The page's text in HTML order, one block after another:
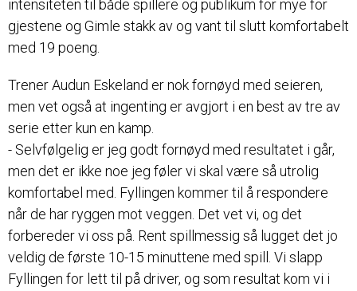
intensiteten til både spillere og publikum for mye for
gjestene og Gimle stakk av og vant til slutt komfortabelt
med 19 poeng.
Trener Audun Eskeland er nok fornøyd med seieren,
men vet også at ingenting er avgjort i en best av tre av
serie etter kun en kamp.
- Selvfølgelig er jeg godt fornøyd med resultatet i går,
men det er ikke noe jeg føler vi skal være så utrolig
komfortabel med. Fyllingen kommer til å respondere
når de har ryggen mot veggen. Det vet vi, og det
forbereder vi oss på. Rent spillmessig så lugget det jo
veldig de første 10-15 minuttene med spill. Vi slapp
Fyllingen for lett til på driver, og som resultat kom vi i